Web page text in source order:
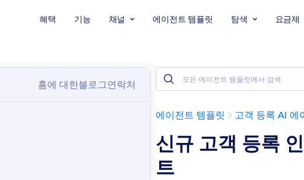
혜택 기능 채널 에이전트 템플릿 탐색 요금제
에이전트 템플릿 고객 등록 AI 에
신규 고객 등록
트